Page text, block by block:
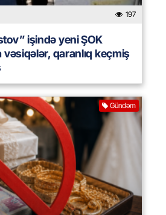
197
işində yeni ŞOK
vəsiqələr, qaranlıq keçmiş
Gündəm